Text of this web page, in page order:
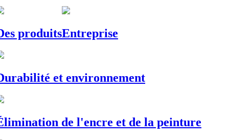
produitsEntreprise
et environnement
de l'encre et de la peinture